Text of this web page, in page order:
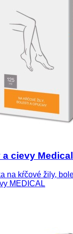
a cievy
na kŕčové žily,
MEDICAL